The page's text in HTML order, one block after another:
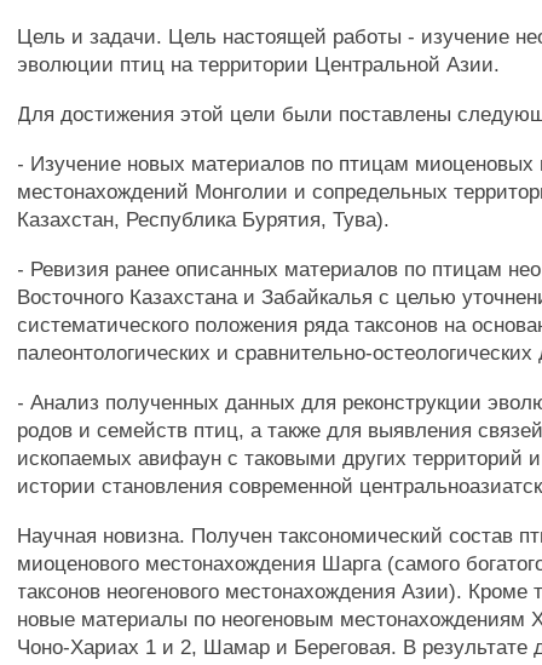
Цель и задачи. Цель настоящей работы - изучение
эволюции птиц на территории Центральной Азии.
Для достижения этой цели были поставлены
- Изучение новых материалов по птицам
местонахождений Монголии и сопредельных
Казахстан, Республика Бурятия, Тува).
- Ревизия ранее описанных материалов по птицам
Восточного Казахстана и Забайкалья с целью
систематического положения ряда таксонов на
палеонтологических и сравнительно-
- Анализ полученных данных для реконструкции
родов и семейств птиц, а также для выявления
ископаемых авифаун с таковыми других территорий
истории становления современной
Научная новизна. Получен таксономический состав
миоценового местонахождения Шарга (самого
таксонов неогенового местонахождения Азии). Кроме
новые материалы по неогеновым местонахождениям
Чоно-Хариах 1 и 2, Шамар и Береговая. В результате